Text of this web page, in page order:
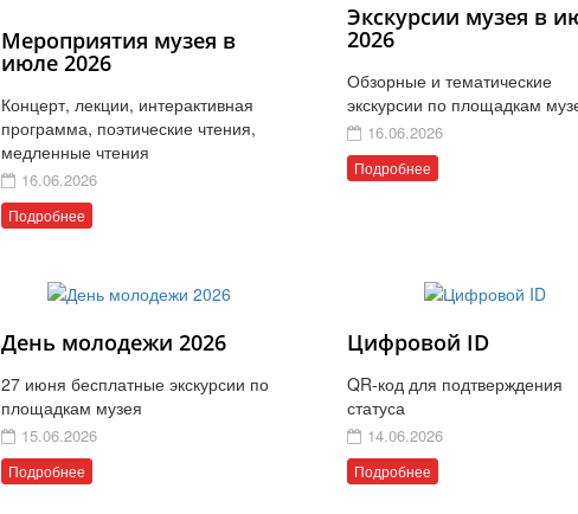
Мероприятия музея в
июле 2026
Концерт, лекции, интерактивная
программа, поэтические чтения,
медленные чтения
16.06.2026
Подробнее
Экскурсии музея в
2026
Обзорные и тематические
экскурсии по площадкам
16.06.2026
Подробнее
День молодежи 2026
27 июня бесплатные экскурсии по
площадкам музея
15.06.2026
Подробнее
Цифровой ID
QR-код для подтверждения
статуса
14.06.2026
Подробнее